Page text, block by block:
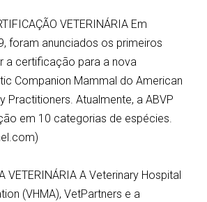
VETERINÁRIA Em
foram anunciados os primeiros
a certificação para a nova
Companion Mammal do American
Practitioners. Atualmente, a ABVP
em 10 categorias de espécies.
VETERINÁRIA A Veterinary Hospital
(VHMA), VetPartners e a